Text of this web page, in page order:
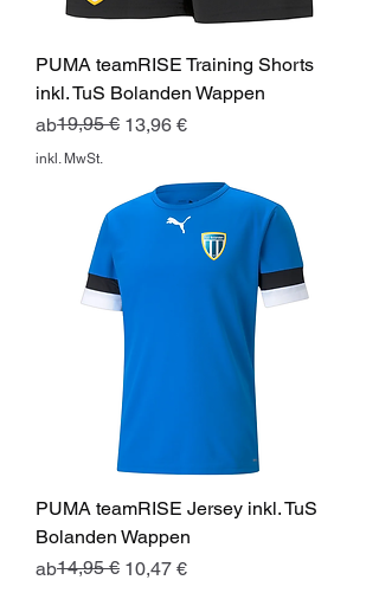
PUMA teamRISE Training Shorts
inkl. TuS Bolanden Wappen
ab
Standardpreis
19,95 € 13,96 €
Sale-Preis
inkl. MwSt.
PUMA teamRISE Jersey inkl. TuS
Bolanden Wappen
ab
Standardpreis
14,95 € 10,47 €
Sale-Preis